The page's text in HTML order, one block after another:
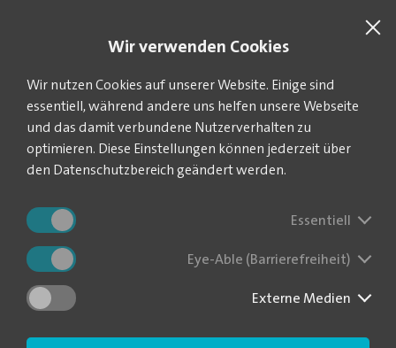
Filter sollten
vorsorglich gespült
werden
02.09.2024
Nach einem Schaden am Trinkwasserversorgungsnetz
Nordsachsen den Verbrauchern, vorsorglich die Filter in der
Wir verwenden Cookies
Wir nutzen Cookies auf unserer Website. Einige sind
essentiell, während andere uns helfen unsere Webseite
und das damit verbundene Nutzerverhalten zu
optimieren. Diese Einstellungen können jederzeit über
den Datenschutzbereich geändert werden.
Essentiell
Eye-Able (Barrierefreiheit)
Externe Medien